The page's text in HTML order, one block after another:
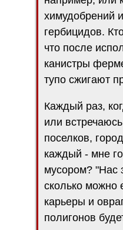
химудобрений
гербицидов.
что после
канистры
тупо сжигают
Каждый раз,
или
поселков,
каждый - мне
мусором? "Нас
сколько можно
карьеры и
полигонов